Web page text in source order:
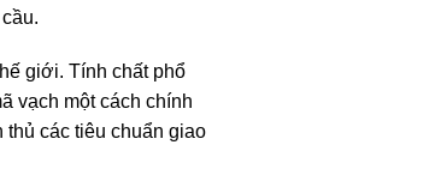
giới. Tính chất phổ
vạch một cách chính
thủ các tiêu chuẩn giao